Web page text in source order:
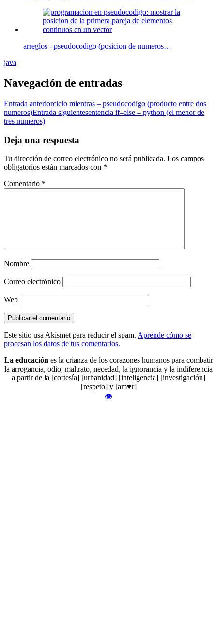
arreglos - pseudocodigo (posicion de numeros…
java
Navegación de entradas
Entrada anteriorciclo mientras – pseudocodigo (producto entre dos
numeros)Entrada siguientesentencia if–else – python (el menor de
tres numeros)
Deja una respuesta
Tu dirección de correo electrónico no será publicada. Los campos
obligatorios están marcados con *
Comentario *
Nombre
Correo electrónico
Web
Este sitio usa Akismet para reducir el spam. Aprende cómo se
procesan los datos de tus comentarios.
La educaciónes la crianza de los corazones humanos para combatir
la arrogancia, odio, maltrato, necedad, la ignorancia y la indiferencia
a partir de la [cortesía] [urbanidad] [inteligencia] [investigación]
[respeto] y [am♥r]
👁